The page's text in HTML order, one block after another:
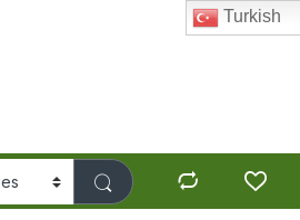
Turkish